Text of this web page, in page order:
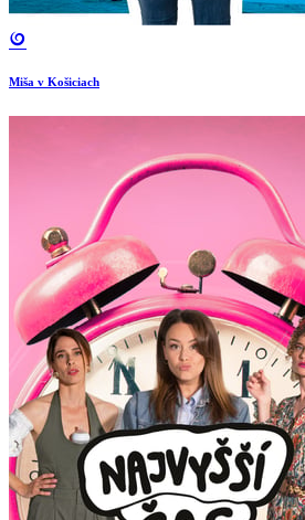
Miša v Košiciach